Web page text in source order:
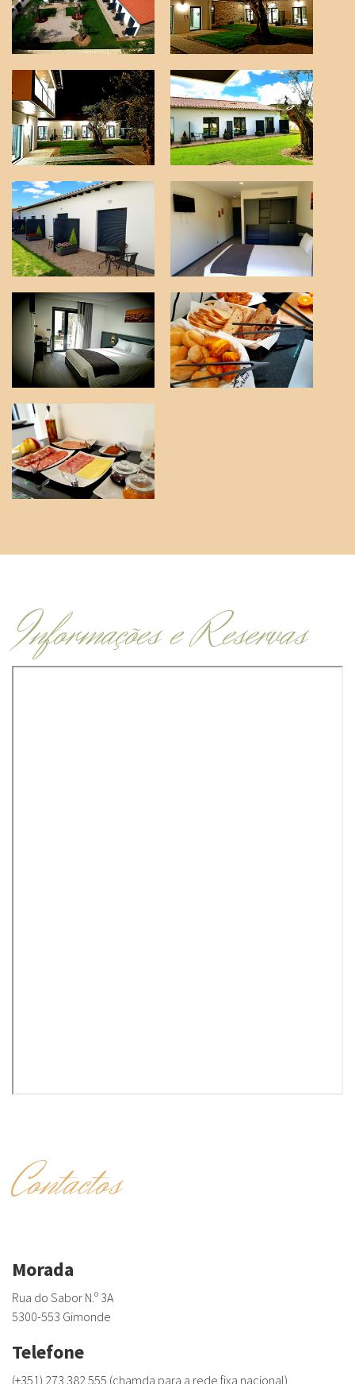
Informações e Reservas
Contactos
Morada
Rua do Sabor N.º 3A
5300-553 Gimonde
Telefone
(+351) 273 382 555 (chamda para a rede fixa nacional)